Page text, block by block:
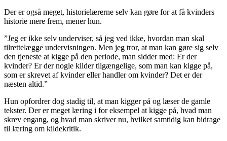
Der er også meget, historielærerne selv kan gøre for at få kvinders
historie mere frem, mener hun.
”Jeg er ikke selv underviser, så jeg ved ikke, hvordan man skal
tilrettelægge undervisningen. Men jeg tror, at man kan gøre sig selv
den tjeneste at kigge på den periode, man sidder med: Er der
kvinder? Er der nogle kilder tilgængelige, som man kan kigge på,
som er skrevet af kvinder eller handler om kvinder? Det er der
næsten altid.”
Hun opfordrer dog stadig til, at man kigger på og læser de gamle
tekster. Der er meget læring i for eksempel at kigge på, hvad man
skrev engang, og hvad man skriver nu, hvilket samtidig kan bidrage
til læring om kildekritik.